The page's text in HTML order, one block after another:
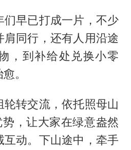
们早已打成一片，不少
同行，还有人用沿途
，到补给处兑换小零
。
转交流，依托照母山
势，让大家在绿意盎然
互动。下山途中，牵手